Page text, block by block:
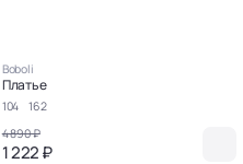
Boboli
Платье
104
162
4 890 ₽
1 222 ₽